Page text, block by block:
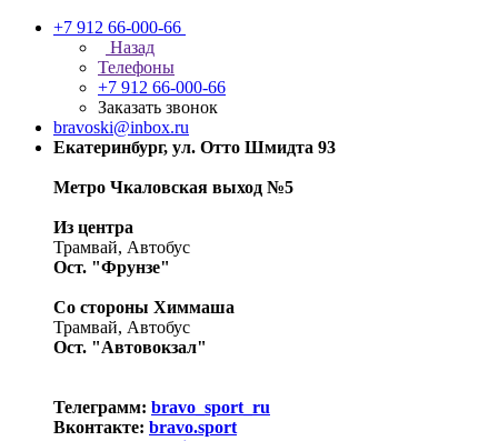
+7 912 66-000-66
Назад
Телефоны
+7 912 66-000-66
Заказать звонок
bravoski@inbox.ru
Екатеринбург, ул. Отто Шмидта 93
Метро Чкаловская выход №5
Из центра
Трамвай, Автобус
Ост. "Фрунзе"
Со стороны Химмаша
Трамвай, Автобус
Ост. "Автовокзал"
Телеграмм: bravo_sport_ru
Вконтакте: bravo.sport